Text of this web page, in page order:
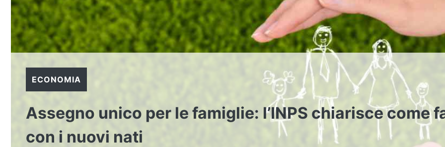
ECONOMIA
Assegno unico per le famiglie: l’INPS chiarisce come
con i nuovi nati